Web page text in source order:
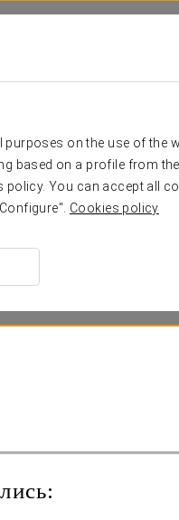
on the use of the
based on a profile from
You can accept all
Cookies policy